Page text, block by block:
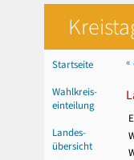
Startseite
Wahlkreis-
einteilung
Landes-
übersicht
«